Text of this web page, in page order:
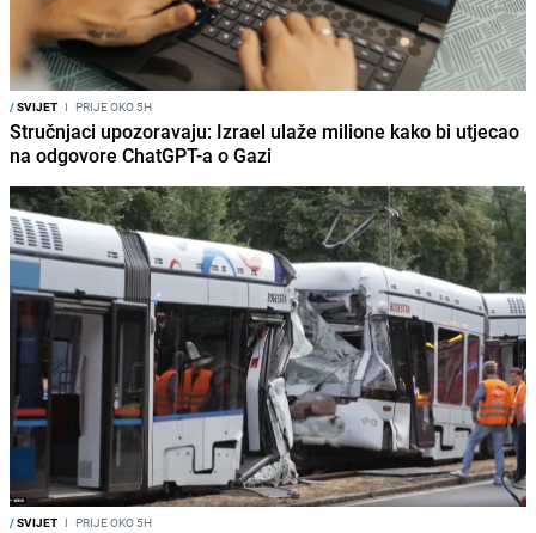
/SVIJET I PRIJE OKO 5H
Stručnjaci upozoravaju: Izrael ulaže milione kako bi utjecao
na odgovore ChatGPT-a o Gazi
/SVIJET I PRIJE OKO 5H